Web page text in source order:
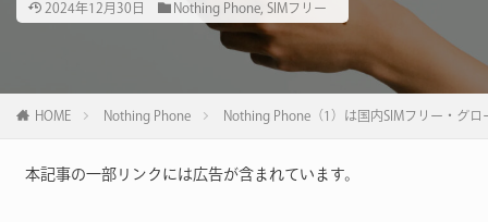
2024年12月30日 Nothing Phone SIMフリー
HOME Nothing Phone Nothing Phone（1）は国内SIMフリー・グ
本記事の一部リンクには広告が含まれています。